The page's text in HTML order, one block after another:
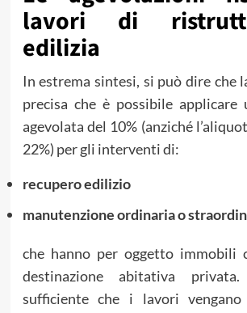
lavori di
edilizia
In estrema sintesi, si può dire che
precisa che è possibile applicare
agevolata del 10% (anziché
22%) per gli interventi di:
recupero edilizio
manutenzione ordinaria o
che hanno per oggetto immobili
destinazione abitativa
sufficiente che i lavori